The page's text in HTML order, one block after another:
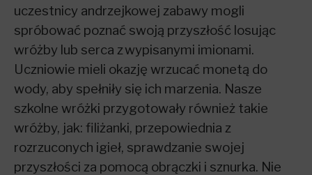
uczestnicy andrzejkowej zabawy mogli
spróbować poznać swoją przyszłość losując
wróżby lub serca z wypisanymi imionami.
Uczniowie mieli okazję wrzucać monetą do
wody, aby spełniły się ich marzenia. Nasze
szkolne wróżki przygotowały również takie
wróżby, jak: filiżanki, przepowiednia z
rozrzuconych igieł, sprawdzanie swojej
przyszłości za pomocą obrączki i sznurka. Nie